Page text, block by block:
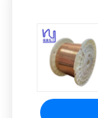
PRIVACY
POLICY